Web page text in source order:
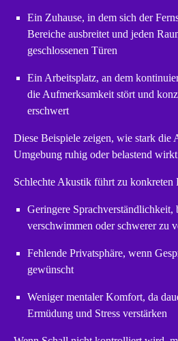
Ein Zuhause, in dem sich der
Bereiche ausbreitet und jeden
geschlossenen Türen
Ein Arbeitsplatz, an dem
die Aufmerksamkeit stört und
erschwert
Diese Beispiele zeigen, wie stark die
Umgebung ruhig oder belastend
Schlechte Akustik führt zu konkreten
Geringere Sprachverständlichkeit,
verschwimmen oder schwerer zu
Fehlende Privatsphäre, wenn
gewünscht
Weniger mentaler Komfort, da
Ermüdung und Stress verstärken